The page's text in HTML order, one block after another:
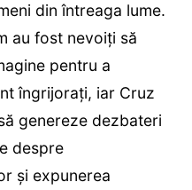
din întreaga lume.
au fost nevoiți să
pentru a
îngrijorați, iar Cruz
genereze dezbateri
despre
și expunerea